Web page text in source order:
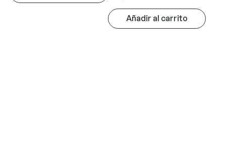
Añadir al carrito